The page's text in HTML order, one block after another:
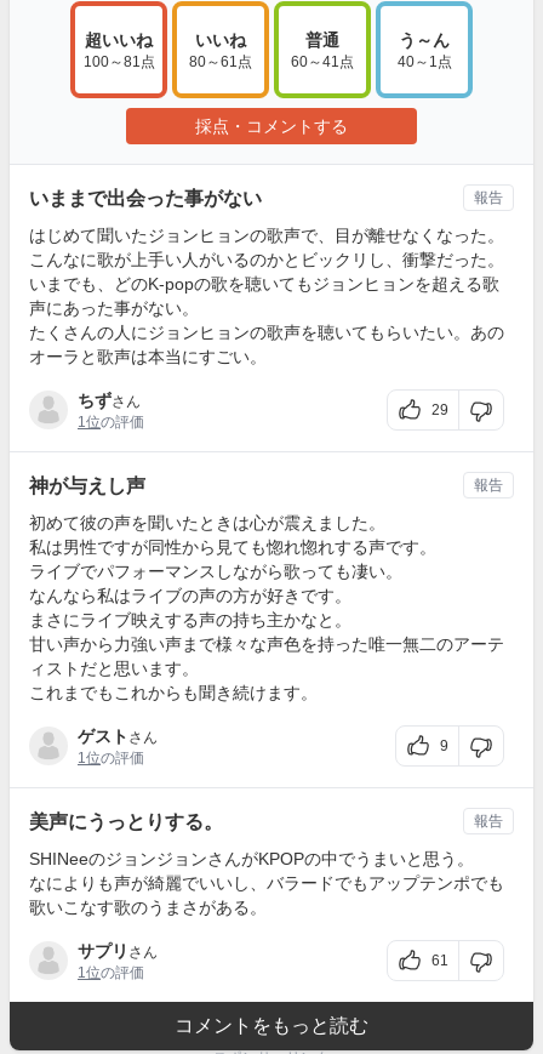
超いいね
100～81点
いいね
80～61点
普通
60～41点
う～ん
40～1点
採点・コメントする
いままで出会った事がない
はじめて聞いたジョンヒョンの歌声で、目が離せなくなった。
こんなに歌が上手い人がいるのかとビックリし、衝撃だった。
いまでも、どのK-popの歌を聴いてもジョンヒョンを超える歌
声にあった事がない。
たくさんの人にジョンヒョンの歌声を聴いてもらいたい。あの
オーラと歌声は本当にすごい。
ちずさん
1位の評価
29
報告
神が与えし声
初めて彼の声を聞いたときは心が震えました。
私は男性ですが同性から見ても惚れ惚れする声です。
ライブでパフォーマンスしながら歌っても凄い。
なんなら私はライブの声の方が好きです。
まさにライブ映えする声の持ち主かなと。
甘い声から力強い声まで様々な声色を持った唯一無二のアーテ
ィストだと思います。
これまでもこれからも聞き続けます。
ゲスト さん
1位の評価
9
報告
美声にうっとりする。
SHINeeのジョンジョンさんがKPOPの中でうまいと思う。
なによりも声が綺麗でいいし、バラードでもアップテンポでも
歌いこなす歌のうまさがある。
サプリ さん
1位の評価
61
報告
コメントをもっと読む